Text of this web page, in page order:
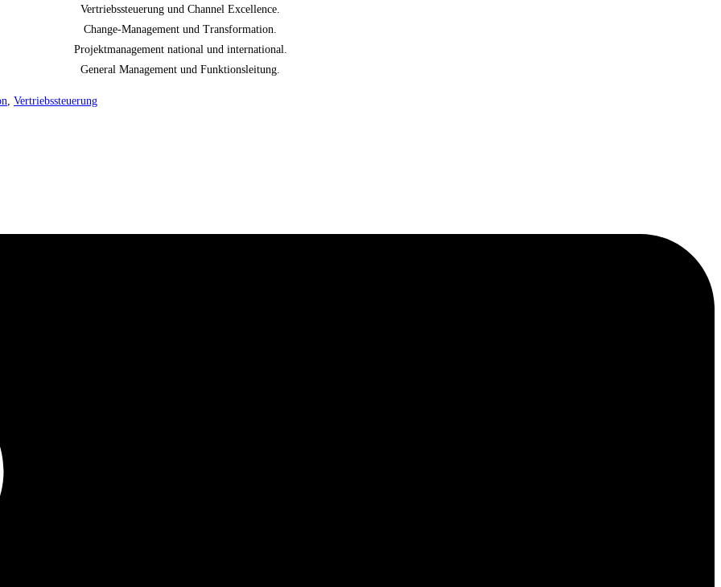
Vertriebssteuerung und Channel Excellence.
Change-Management und Transformation.
Projektmanagement national und international.
General Management und Funktionsleitung.
Vertriebssteuerung